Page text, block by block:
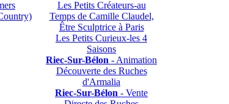
Les Petits Créateurs-au
Temps de Camille Claudel,
Être Sculptrice à Paris
Les Petits Curieux-les 4
Saisons
Riec-Sur-Bélon - Animation
Découverte des Ruches
d'Armalia
Riec-Sur-Bélon - Vente